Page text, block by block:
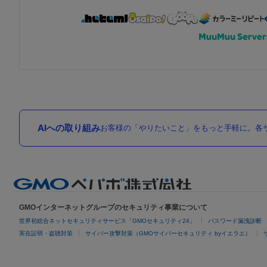
AIへの取り組みお客様の「やりたいこと」をもっと手軽に。
GMOインターネットグループのセキュリティ事業について
世界初総合ネットセキュリティサービス「GMOセキュリティ24」
パスワード漏洩診断
実在証明・盗聴対策
サイバー攻撃対策（GMOサイバーセキュリティ byイエラエ）